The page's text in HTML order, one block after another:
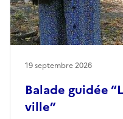
Balade guidée
ville”
19 septembre 2026